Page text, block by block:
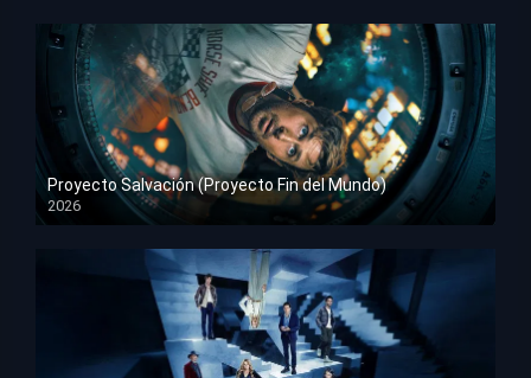
Proyecto Salvación (Proyecto Fin del Mundo)
2026
HD 1080p